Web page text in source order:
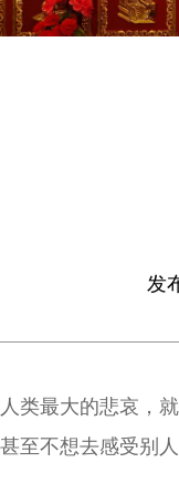
发
人类最大的悲哀，
甚至不想去感受别